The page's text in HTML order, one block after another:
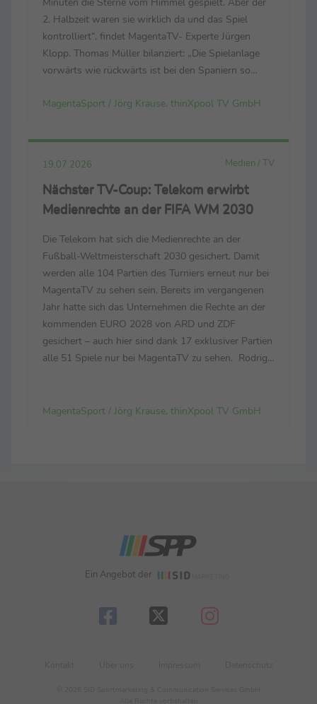
2. Halbzeit waren sie wirklich da und das Spiel
kontrolliert“, findet MagentaTV- Experte Jürgen
Klopp. Thomas Müller bilanziert: „Die Spielanlage
vorwärts wie rückwärts ist bei den Spaniern so
und Technik. Sie spielen mit allem.“ Luis de la ...
MagentaSport / Jörg Krause, thinXpool TV GmbH
19.07.2026 Medien / TV
Nächster TV-Coup: Telekom erwirbt
Medienrechte an der FIFA WM 2030
Die Telekom hat sich die Medienrechte an der
Fußball-Weltmeisterschaft 2030 gesichert. Damit
werden alle 104 Partien des Turniers erneut nur bei
MagentaTV zu sehen sein. Bereits im vergangenen
Jahr hatte sich das Unternehmen die Rechte an der
kommenden EURO 2028 von ARD und ZDF
gesichert – auch hier sind dank 17 exklusiver Partien
alle 51 Spiele nur bei MagentaTV zu sehen. Rodrigo
uns eine Fußball...
MagentaSport / Jörg Krause, thinXpool TV GmbH
Ein Angebot der